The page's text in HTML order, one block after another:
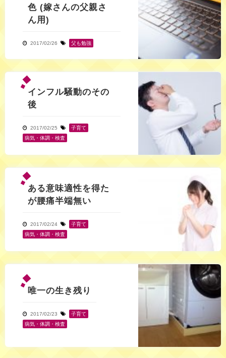
色 (嫁さんの父親さ
ん用)
2017/02/26 父も勉強
インフル騒動のその
後
2017/02/25 子育て
病気・体調・検査
ある意味適性を得た
が腰痛半端無い
2017/02/24 子育て
病気・体調・検査
唯一の生き残り
2017/02/23 子育て
病気・体調・検査